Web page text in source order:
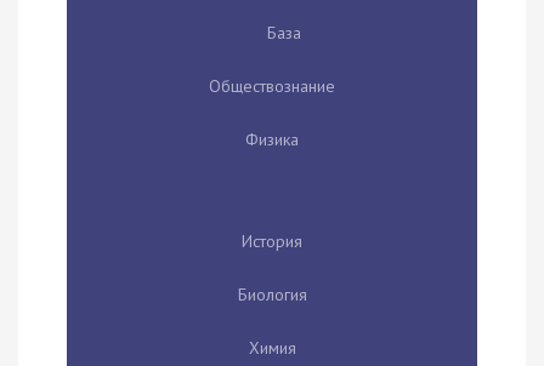
База
Обществознание
Физика
История
Биология
Химия